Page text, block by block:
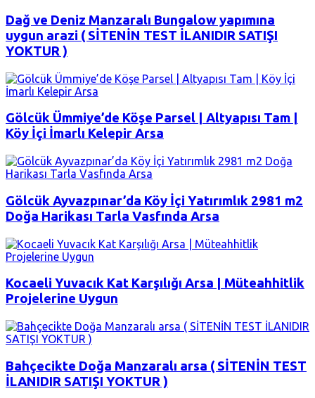
Dağ ve Deniz Manzaralı Bungalow yapımına
uygun arazi ( SİTENİN TEST İLANIDIR SATIŞI
YOKTUR )
Gölcük Ümmiye’de Köşe Parsel | Altyapısı Tam |
Köy İçi İmarlı Kelepir Arsa
Gölcük Ayvazpınar’da Köy İçi Yatırımlık 2981 m2
Doğa Harikası Tarla Vasfında Arsa
Kocaeli Yuvacık Kat Karşılığı Arsa | Müteahhitlik
Projelerine Uygun
Bahçecikte Doğa Manzaralı arsa ( SİTENİN TEST
İLANIDIR SATIŞI YOKTUR )